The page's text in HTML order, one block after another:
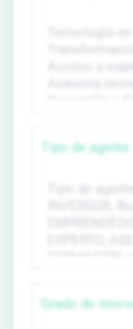
Tipo de agente
Grado de